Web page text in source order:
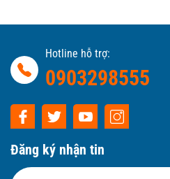
Hotline hỗ trợ:
0903298555
Đăng ký nhận tin